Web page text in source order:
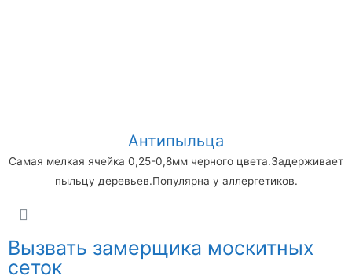
Антипыльца
Самая мелкая ячейка 0,25-0,8мм черного цвета.Задерживает
пыльцу деревьев.Популярна у аллергетиков.
Вызвать замерщика москитных
сеток